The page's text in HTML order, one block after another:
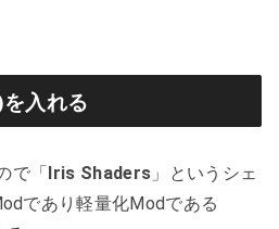
入れる
で「Iris Shaders 」というシェ
であり軽量化Modである